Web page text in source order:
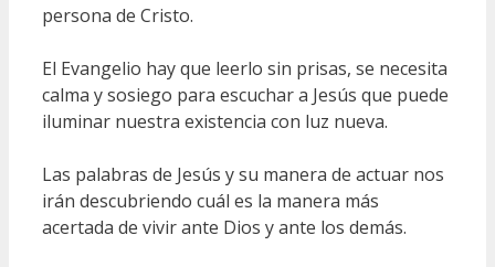
persona de Cristo.
El Evangelio hay que leerlo sin prisas, se necesita
calma y sosiego para escuchar a Jesús que puede
iluminar nuestra existencia con luz nueva.
Las palabras de Jesús y su manera de actuar nos
irán descubriendo cuál es la manera más
acertada de vivir ante Dios y ante los demás.